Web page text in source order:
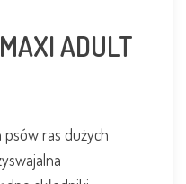
ADULT
psów ras dużych